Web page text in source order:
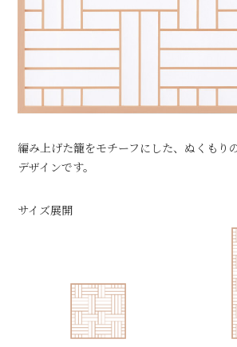
編み上げた籠をモチーフにした、ぬくもり
デザインです。
サイズ展開